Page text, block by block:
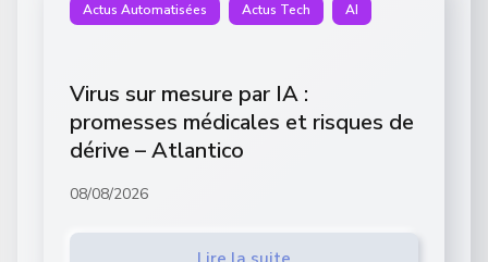
Actus Automatisées Actus Tech AI
Virus sur mesure par IA :
promesses médicales et risques de
dérive – Atlantico
08/08/2026